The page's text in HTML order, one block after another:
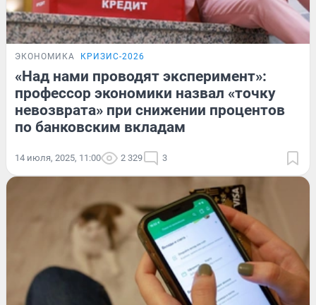
ЭКОНОМИКА КРИЗИС-2026
«Над нами проводят эксперимент»:
профессор экономики назвал «точку
невозврата» при снижении процентов
по банковским вкладам
14 июля, 2025, 11:00 2 329 3